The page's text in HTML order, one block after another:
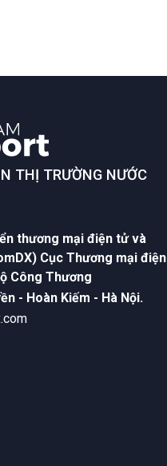
THỊ TRƯỜNG NƯỚC
thương mại điện tử và
Cục Thương mại điện
Công Thương
- Hoàn Kiếm - Hà Nội.